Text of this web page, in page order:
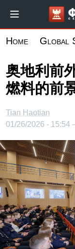
到
要
内
容
Home Global
奥地利前
燃料的前
Tian Haotian
01/26/2026 - 15:54